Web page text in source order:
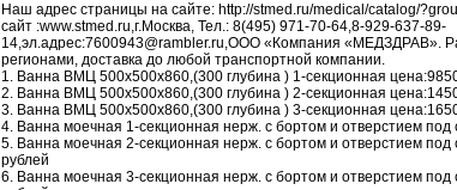
Наш адрес страницы на сайте: http://stmed.ru/medical/catalog/
сайт :www.stmed.ru,г.Москва, Тел.: 8(495) 971-70-64,8-929-637-89-
14,эл.адрес:7600943@rambler.ru,ООО «Компания «МЕДЗДРАВ».
регионами, доставка до любой транспортной компании.
1. Ванна ВМЦ 500х500х860,(300 глубина ) 1-секционная
2. Ванна ВМЦ 500х500х860,(300 глубина ) 2-секционная
3. Ванна ВМЦ 500х500х860,(300 глубина ) 3-секционная
4. Ванна моечная 1-секционная нерж. с бортом и отверстием под
5. Ванна моечная 2-секционная нерж. с бортом и отверстием
рублей
6. Ванна моечная 3-секционная нерж. с бортом и отверстием